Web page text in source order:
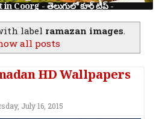
label ramazan images.
all posts
HD Wallpapers
July 16, 2015